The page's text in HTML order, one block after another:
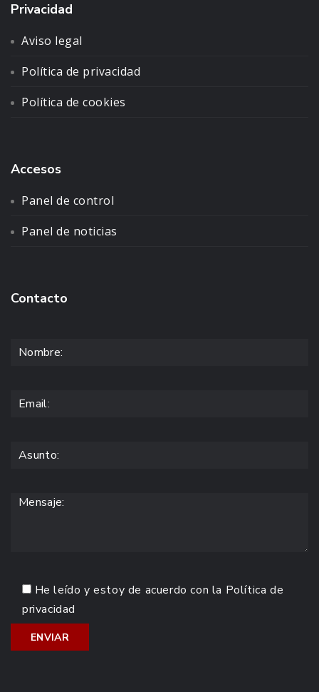
Privacidad
Aviso legal
Política de privacidad
Política de cookies
Accesos
Panel de control
Panel de noticias
Contacto
He leído y estoy de acuerdo con la Política de
privacidad